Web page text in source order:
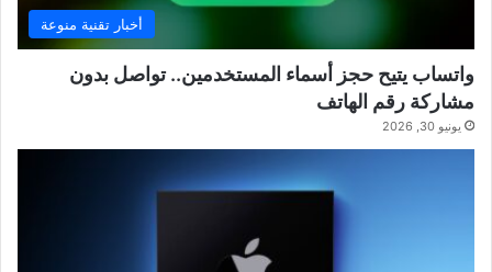
أخبار تقنية منوعة
واتساب يتيح حجز أسماء المستخدمين.. تواصل بدون
مشاركة رقم الهاتف
يونيو 30, 2026